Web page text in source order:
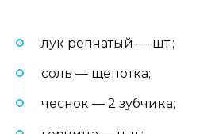
лук репчатый — шт.;
соль — щепотка;
чеснок — 2 зубчика;